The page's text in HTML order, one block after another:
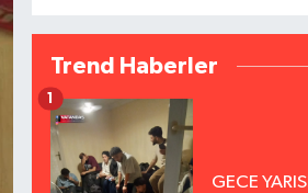
Trend Haberler
GECE YARISI
1